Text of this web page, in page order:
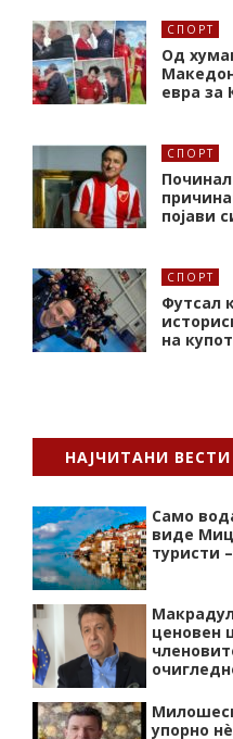
СПОРТ
Од
евра за
СПОРТ
појави
СПОРТ
Футсал
на
НАЈЧИТАНИ ВЕСТИ
Само
виде
туристи
ценовен
упорно